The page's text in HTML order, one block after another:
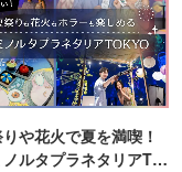
や花火で夏を満喫！
ノルタプラネタリアTO